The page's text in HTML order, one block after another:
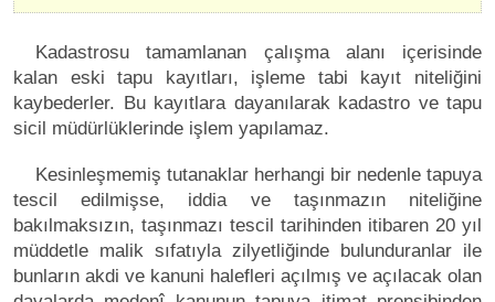
Kadastrosu tamamlanan çalışma alanı içerisinde
kalan eski tapu kayıtları, işleme tabi kayıt niteliğini
kaybederler. Bu kayıtlara dayanılarak kadastro ve tapu
sicil müdürlüklerinde işlem yapılamaz.
Kesinleşmemiş tutanaklar herhangi bir nedenle tapuya
tescil edilmişse, iddia ve taşınmazın niteliğine
bakılmaksızın, taşınmazı tescil tarihinden itibaren 20 yıl
müddetle malik sıfatıyla zilyetliğinde bulunduranlar ile
bunların akdi ve kanuni halefleri açılmış ve açılacak olan